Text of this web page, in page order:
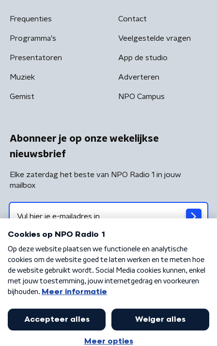
Frequenties
Programma's
Presentatoren
Muziek
Gemist
Contact
Veelgestelde vragen
App de studio
Adverteren
NPO Campus
Abonneer je op onze wekelijkse
nieuwsbrief
Elke zaterdag het beste van NPO Radio 1 in jouw
mailbox
Algemene voorwaarden